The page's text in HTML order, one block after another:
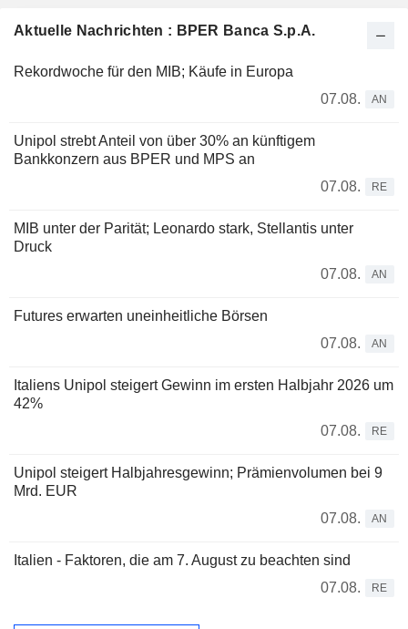
Aktuelle Nachrichten : BPER Banca S.p.A.
Rekordwoche für den MIB; Käufe in Europa
07.08.
AN
Unipol strebt Anteil von über 30% an künftigem
Bankkonzern aus BPER und MPS an
07.08.
RE
MIB unter der Parität; Leonardo stark, Stellantis unter
Druck
07.08.
AN
Futures erwarten uneinheitliche Börsen
07.08.
AN
Italiens Unipol steigert Gewinn im ersten Halbjahr 2026 um
42%
07.08.
RE
Unipol steigert Halbjahresgewinn; Prämienvolumen bei 9
Mrd. EUR
07.08.
AN
Italien - Faktoren, die am 7. August zu beachten sind
07.08.
RE